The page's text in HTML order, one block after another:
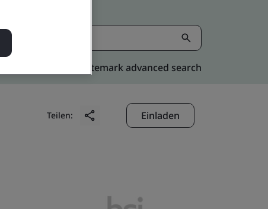
Kitemark advanced search
Teilen: Einladen